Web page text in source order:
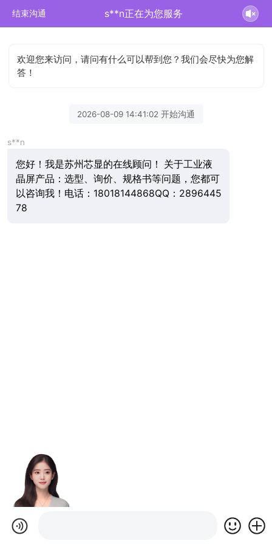
结束沟通 s**n正在为您服务
欢迎您来访问，请问有什么可以帮到您？我们会尽快为您解
答！
2026-08-09 14:41:02 开始沟通
s**n
您好！我是苏州芯显的在线顾问！ 关于工业液
晶屏产品：选型、询价、规格书等问题，您都可
以咨询我！电话：18018144868QQ：2896445
78